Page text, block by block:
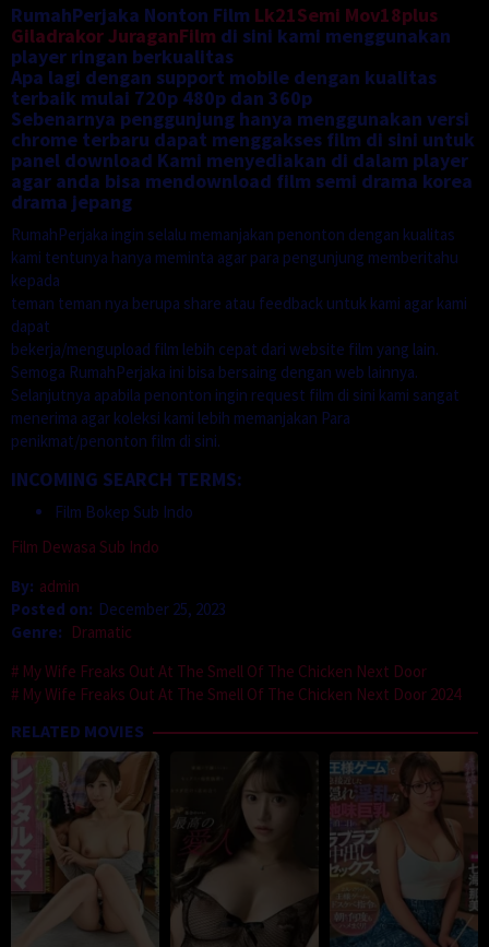
RumahPerjaka Nonton Film Lk21Semi Mov18plus
Giladrakor JuraganFilm di sini kami menggunakan
player ringan berkualitas
Apa lagi dengan support mobile dengan kualitas
terbaik mulai 720p 480p dan 360p
Sebenarnya penggunjung hanya menggunakan versi
chrome terbaru dapat menggakses film di sini untuk
panel download Kami menyediakan di dalam player
agar anda bisa mendownload film semi drama korea
drama jepang
RumahPerjaka ingin selalu memanjakan penonton dengan kualitas
kami tentunya hanya meminta agar para pengunjung memberitahu
kepada
teman teman nya berupa share atau feedback untuk kami agar kami
dapat
bekerja/mengupload film lebih cepat dari website film yang lain.
Semoga RumahPerjaka ini bisa bersaing dengan web lainnya.
Selanjutnya apabila penonton ingin request film di sini kami sangat
menerima agar koleksi kami lebih memanjakan Para
penikmat/penonton film di sini.
INCOMING SEARCH TERMS:
Film Bokep Sub Indo
Film Dewasa Sub Indo
By: admin
Posted on: December 25, 2023
Genre: Dramatic
My Wife Freaks Out At The Smell Of The Chicken Next Door
My Wife Freaks Out At The Smell Of The Chicken Next Door 2024
RELATED MOVIES